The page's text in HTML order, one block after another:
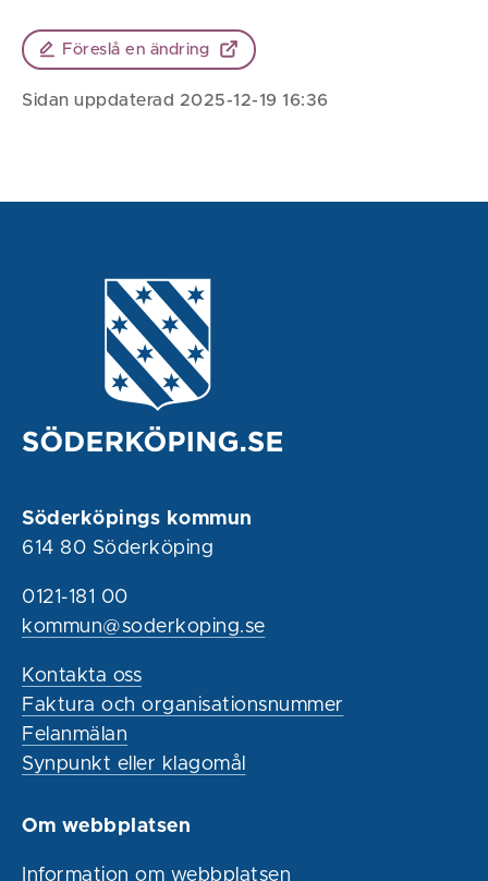
Föreslå en ändring
Sidan uppdaterad 2025-12-19 16:36
Söderköpings kommun
614 80 Söderköping
0121-181 00
kommun@soderkoping.se
Kontakta oss
Faktura och organisationsnummer
Felanmälan
Synpunkt eller klagomål
Om webbplatsen
Information om webbplatsen